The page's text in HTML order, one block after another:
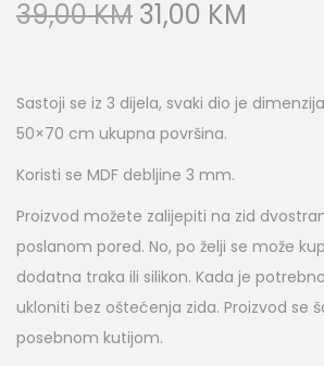
39,00KM 31,00 KM
Sastoji se iz 3 dijela, svaki dio je
50×70 cm ukupna površina.
Koristi se MDF debljine 3 mm.
Proizvod možete zalijepiti na zid
poslanom pored. No, po želji se može
dodatna traka ili silikon. Kada je
ukloniti bez oštećenja zida. Proizvod se
posebnom kutijom.